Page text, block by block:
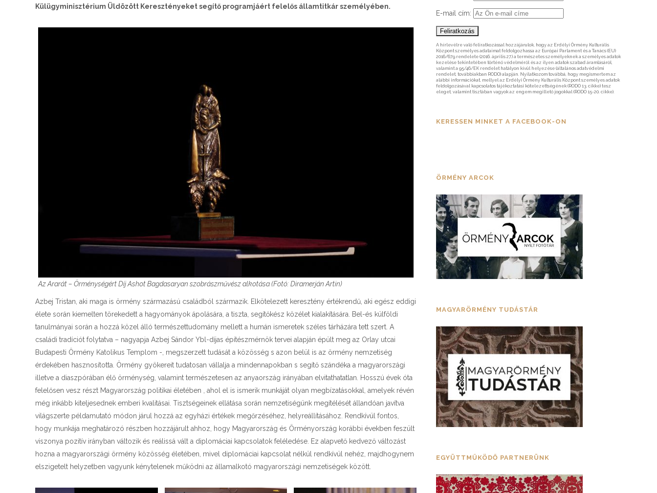
Külügyminisztérium Üldözött Keresztényeket segítő programjáért felelős államtitkár személyében.
Az Ararát – Örménységért Díj Ashot Bagdasaryan szobrászművész alkotása (Fotó: Diramerján Artin)
Azbej Tristan, aki maga is örmény származású családból származik. Elkötelezett keresztény értékrendű, aki egész eddigi
élete során kiemelten törekedett a hagyományok ápolására, a tiszta, segítőkész közélet kialakítására. Bel-és külföldi
tanulmányai során a hozzá közel álló természettudomány mellett a humán ismeretek széles tárházára tett szert. A
családi tradíciót folytatva – nagyapja Azbej Sándor Ybl-díjas építészmérnök tervei alapján épült meg az Orlay utcai
Budapesti Örmény Katolikus Templom -, megszerzett tudását a közösség s azon belül is az örmény nemzetiség
érdekében hasznosította. Örmény gyökereit tudatosan vállalja a mindennapokban s segítő szándéka a magyarországi
illetve a diaszpórában élő örménység, valamint természetesen az anyaország irányában elvitathatatlan. Hosszú évek óta
felelősen vesz részt Magyarország politikai életében , ahol el is ismerik munkáját olyan megbízatásokkal, amelyek révén
még inkább kiteljesednek emberi kvalitásai. Tisztségeinek ellátása során nemzetiségünk megítélését állandóan javítva
világszerte példamutató módon járul hozzá az egyházi értékek megőrzéséhez, helyreállításához. Rendkívül fontos,
hogy munkája meghatározó részben hozzájárult ahhoz, hogy Magyarország és Örményország korábbi években feszült
viszonya pozitív irányban változik és reálissá vált a diplomáciai kapcsolatok feléledése. Ez alapvető kedvező változást
hozna a magyarországi örmény közösség életében, mivel diplomáciai kapcsolat nélkül rendkívül nehéz, majdhogynem
elszigetelt helyzetben vagyunk kénytelenek működni az államalkotó magyarországi nemzetiségek között.
E-mail cím:
A hírlevélre való feliratkozással hozzájárulok, hogy az Erdélyi Örmény Kulturális
Központ személyes adataimat feldolgozhassa az Európai Parlament és a Tanács (EU)
2016/679 rendelete (2016. április 27.) a természetes személyeknek a személyes adatok
kezelése tekintetében történő védelméről és az ilyen adatok szabad áramlásáról,
valamint a 95/46/EK rendelet hatályon kívül helyezése (általános adatvédelmi
rendelet, továbbiakban RODO) alapján. Nyilatkozom továbbá, hogy megismertem az
alábbi információkat, mellyel az Erdélyi Örmény Kulturális Központ személyes adatok
feldolgozásával kapcsolatos tájékoztatási kötelezettségének (RODO 13. cikke) tesz
eleget, valamint tisztában vagyok az engem megillető jogokkal (RODO 15-20. cikke).
KERESSEN MINKET A FACEBOOK-ON
ÖRMÉNY ARCOK
MAGYARÖRMÉNY TUDÁSTÁR
EGYÜTTMŰKÖDŐ PARTNERÜNK